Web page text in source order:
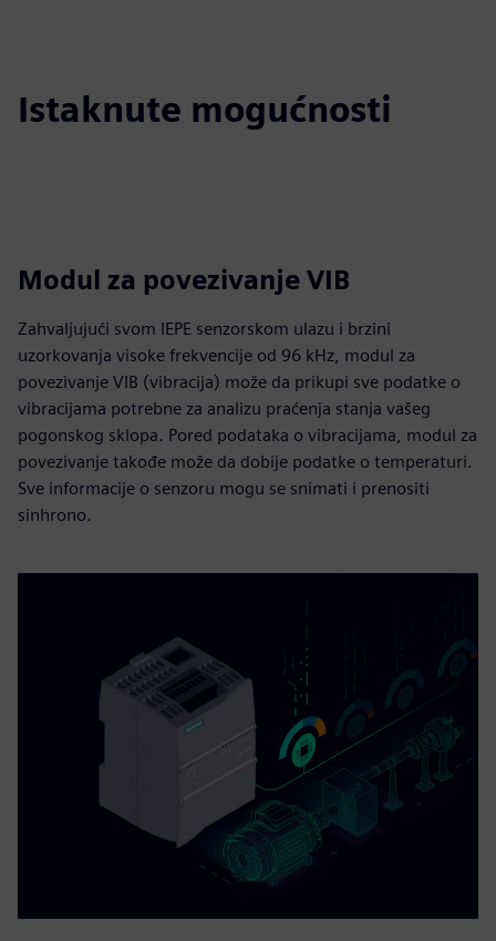
Istaknute mogućnosti
Modul za povezivanje VIB
Zahvaljujući svom IEPE senzorskom ulazu i brzini
uzorkovanja visoke frekvencije od 96 kHz, modul za
povezivanje VIB (vibracija) može da prikupi sve podatke o
vibracijama potrebne za analizu praćenja stanja vašeg
pogonskog sklopa. Pored podataka o vibracijama, modul za
povezivanje takođe može da dobije podatke o temperaturi.
Sve informacije o senzoru mogu se snimati i prenositi
sinhrono.